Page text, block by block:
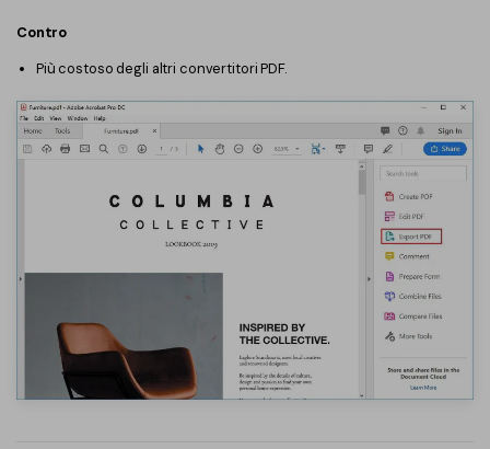
Contro
Più costoso degli altri convertitori PDF.